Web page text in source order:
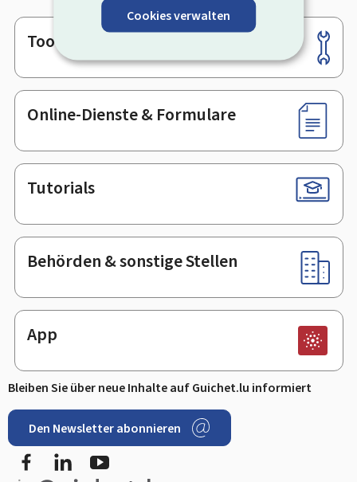
Cookies verwalten
Footer
Tools
Online-Dienste & Formulare
Tutorials
Behörden & sonstige Stellen
App
Bleiben Sie über neue Inhalte auf Guichet.lu informiert
Den Newsletter abonnieren
FacebookLinkedIn